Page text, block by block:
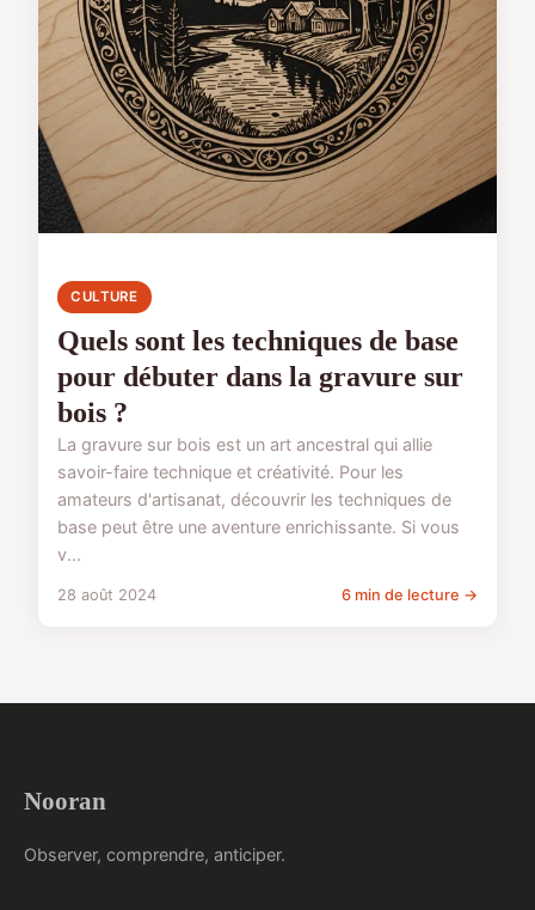
CULTURE
Quels sont les techniques de base
pour débuter dans la gravure sur
bois ?
La gravure sur bois est un art ancestral qui allie
savoir-faire technique et créativité. Pour les
amateurs d'artisanat, découvrir les techniques de
base peut être une aventure enrichissante. Si vous
v...
28 août 2024 6 min de lecture →
Nooran
Observer, comprendre, anticiper.